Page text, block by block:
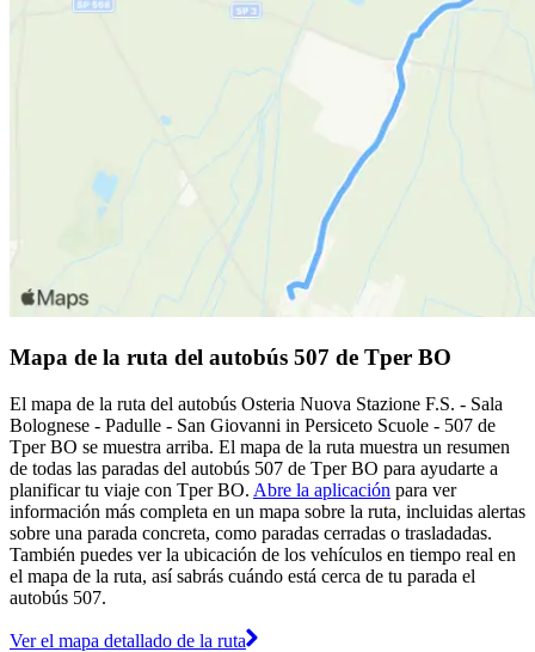
Mapa de la ruta del autobús 507 de Tper BO
El mapa de la ruta del autobús Osteria Nuova Stazione F.S. - Sala
Bolognese - Padulle - San Giovanni in Persiceto Scuole - 507 de
Tper BO se muestra arriba. El mapa de la ruta muestra un resumen
de todas las paradas del autobús 507 de Tper BO para ayudarte a
planificar tu viaje con Tper BO. Abre la aplicación para ver
información más completa en un mapa sobre la ruta, incluidas alertas
sobre una parada concreta, como paradas cerradas o trasladadas.
También puedes ver la ubicación de los vehículos en tiempo real en
el mapa de la ruta, así sabrás cuándo está cerca de tu parada el
autobús 507.
Ver el mapa detallado de la ruta